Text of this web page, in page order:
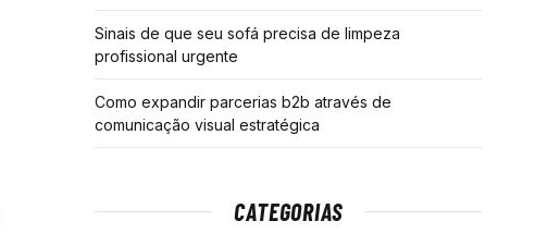
Sinais de que seu sofá precisa de limpeza
profissional urgente
Como expandir parcerias b2b através de
comunicação visual estratégica
CATEGORIAS